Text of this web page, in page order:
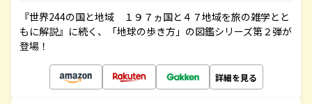
『世界244の国と地域 １９７ヵ国と４７地域を旅の雑学とと
もに解説』に続く、「地球の歩き方」の図鑑シリーズ第２弾が
登場！
詳細を見る